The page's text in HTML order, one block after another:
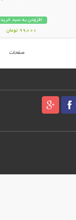
افزودن به سبد خرید
99,000 تومان
صفحات